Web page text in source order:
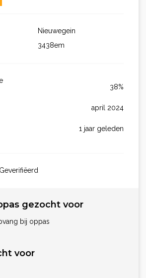
Nieuwegein
3438em
38%
april 2024
1 jaar geleden
gezocht voor
bij oppas
voor